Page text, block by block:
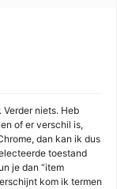
niets. Heb
of er verschil is,
dan kan ik dus
toestand
je dan “item
kom ik termen